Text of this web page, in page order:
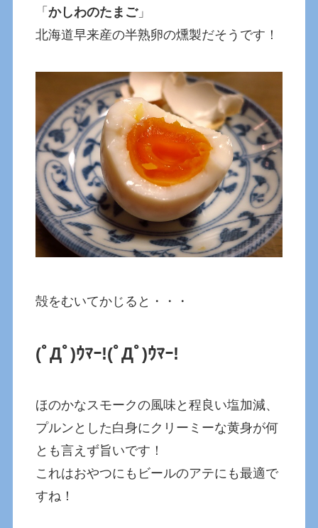
「かしわのたまご」
北海道早来産の半熟卵の燻製だそうです！
殻をむいてかじると・・・
(ﾟДﾟ)ｳﾏｰ!(ﾟДﾟ)ｳﾏｰ!
ほのかなスモークの風味と程良い塩加減、
プルンとした白身にクリーミーな黄身が何
とも言えず旨いです！
これはおやつにもビールのアテにも最適で
すね！